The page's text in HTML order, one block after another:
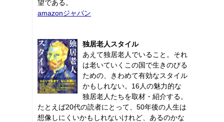
望である。
amazonジャパン
独居老人スタイル
あえて独居老人でいること。それ
は老いていくこの国で生きのびる
ための、きわめて有効なスタイル
かもしれない。16人の魅力的な
独居老人たちを取材・紹介する。
たとえば20代の読者にとって、50年後の人生は
想像しにくいかもしれないけれど、あるのかな